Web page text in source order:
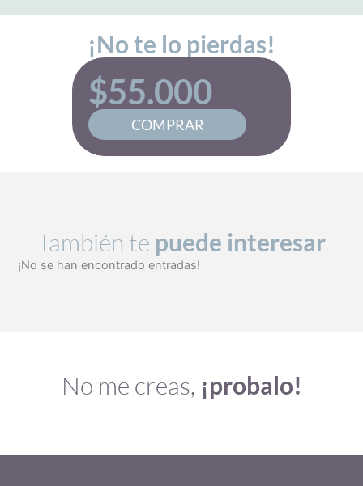
¡No te lo pierdas!
$55.000
COMPRAR
También te puede interesar
¡No se han encontrado entradas!
No me creas, ¡probalo!